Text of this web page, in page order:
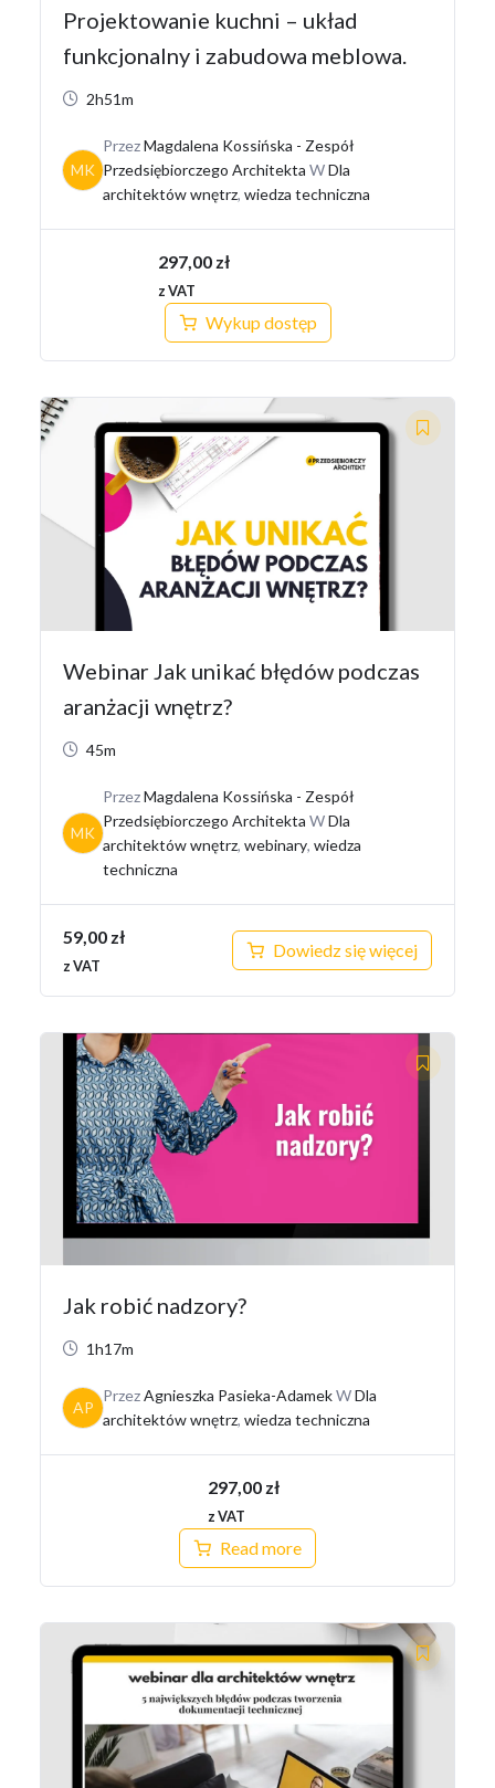
Projektowanie kuchni – układ
funkcjonalny i zabudowa meblowa.
2h51m
MK
PrzezMagdalena Kossińska - Zespół
Przedsiębiorczego Architekta WDla
architektów wnętrz, wiedza techniczna
297,00 zł
z VAT
Wykup dostęp
Webinar Jak unikać błędów podczas
aranżacji wnętrz?
45m
MK
PrzezMagdalena Kossińska - Zespół
Przedsiębiorczego Architekta WDla
architektów wnętrz, webinary, wiedza
techniczna
59,00 zł
z VAT
Dowiedz się więcej
Jak robić nadzory?
1h17m
AP
PrzezAgnieszka Pasieka-AdamekWDla
architektów wnętrz, wiedza techniczna
297,00 zł
z VAT
Read more